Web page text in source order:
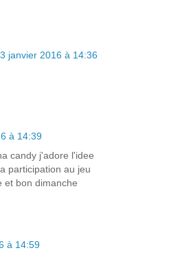
3 janvier 2016 à 14:36
à 14:39
candy j'adore l'idee
participation au jeu
et bon dimanche
à 14:59